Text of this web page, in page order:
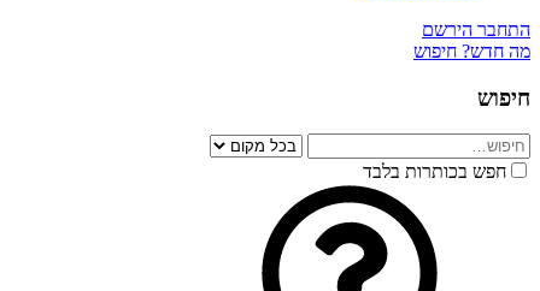
התחבר הירשם
מה חדש? חיפוש
חיפוש
חפש בכותרות בלבד